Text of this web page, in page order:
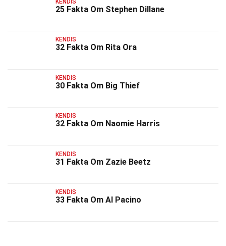
KENDIS
25 Fakta Om Stephen Dillane
KENDIS
32 Fakta Om Rita Ora
KENDIS
30 Fakta Om Big Thief
KENDIS
32 Fakta Om Naomie Harris
KENDIS
31 Fakta Om Zazie Beetz
KENDIS
33 Fakta Om Al Pacino